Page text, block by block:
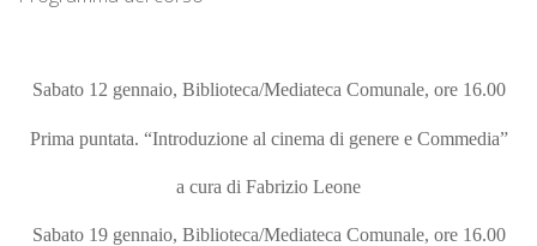
Sabato 12 gennaio, Biblioteca/Mediateca Comunale, ore 16.00
Prima puntata. “Introduzione al cinema di genere e Commedia”
a cura di Fabrizio Leone
Sabato 19 gennaio, Biblioteca/Mediateca Comunale, ore 16.00